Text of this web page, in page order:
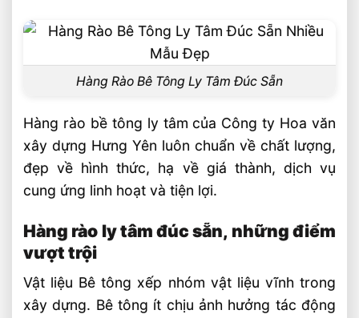
Sẵn 2026
Chòi Sân Vườn Xi Măng Đúc Sẵn Cổ Điển
Và Đẳng Cấp
2026™ Nhiều Mẫu Mã
Phào Chỉ Xi Măng Đúc Sẵn ⭐️ Nhiều Mẫu
Mã Đẹp 2026 ™
Thi Công Phào Chỉ Xi Măng Tại Vinhomes
riverside Phong lan 03-10 Và Anh Đào
266
Lục Bình Bê Tông Đúc Sẵn Ly Tâm ⭐️
Nhiều Mẫu Mã
Thi Công Phào Chỉ Xi Măng, Hoa Văn Bê
Tông ⭐️ Tại Ciputra
Hàng Rào Bê Tông Ly Tâm Đúc Sẵn
Hàng rào bề tông ly tâm của Công ty Hoa văn
xây dựng Hưng Yên luôn chuẩn về chất lượng,
đẹp về hình thức, hạ về giá thành, dịch vụ
cung ứng linh hoạt và tiện lợi.
Hàng rào ly tâm đúc sẵn, những điểm
vượt trội
Vật liệu Bê tông xếp nhóm vật liệu vĩnh trong
xây dựng. Bê tông ít chịu ảnh hưởng tác động